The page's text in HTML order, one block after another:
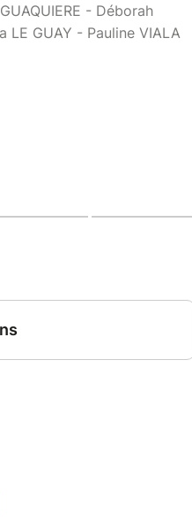
- Déborah
LE GUAY - Pauline VIALA